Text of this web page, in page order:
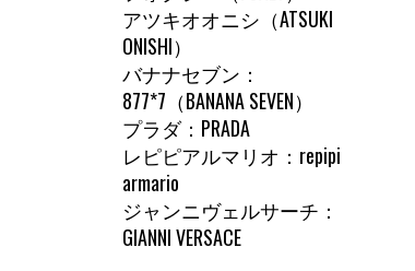
アツキオオニシ（ATSUKI
ONISHI）
バナナセブン：
877*7（BANANA SEVEN）
プラダ：PRADA
レピピアルマリオ：repipi
armario
ジャンニヴェルサーチ：
GIANNI VERSACE